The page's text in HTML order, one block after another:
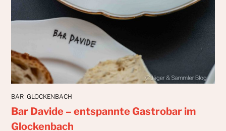
BAR GLOCKENBACH
Bar Davide – entspannte Gastrobar im
Glockenbach